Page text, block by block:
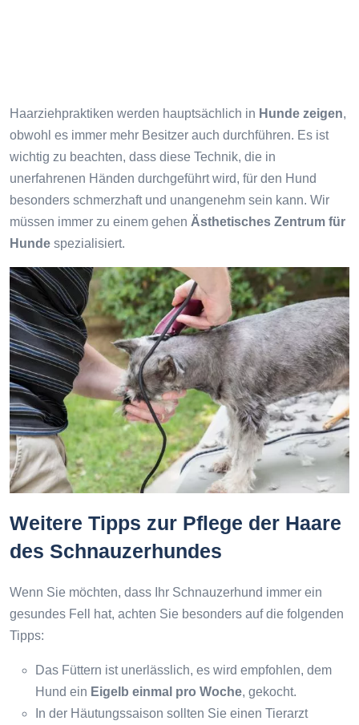
Haarziehpraktiken werden hauptsächlich in Hunde zeigen,
obwohl es immer mehr Besitzer auch durchführen. Es ist
wichtig zu beachten, dass diese Technik, die in
unerfahrenen Händen durchgeführt wird, für den Hund
besonders schmerzhaft und unangenehm sein kann. Wir
müssen immer zu einem gehen Ästhetisches Zentrum für
Hunde spezialisiert.
Weitere Tipps zur Pflege der Haare
des Schnauzerhundes
Wenn Sie möchten, dass Ihr Schnauzerhund immer ein
gesundes Fell hat, achten Sie besonders auf die folgenden
Tipps:
Das Füttern ist unerlässlich, es wird empfohlen, dem
Hund ein Eigelb einmal pro Woche, gekocht.
In der Häutungssaison sollten Sie einen Tierarzt